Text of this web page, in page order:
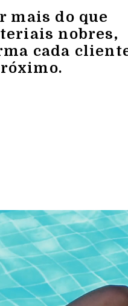
mais do que
nobres,
cada